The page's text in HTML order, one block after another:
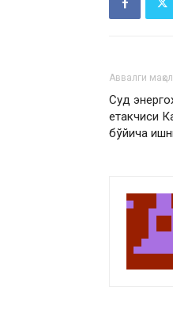
Аввалги
Суд
етакчиси
бўйича